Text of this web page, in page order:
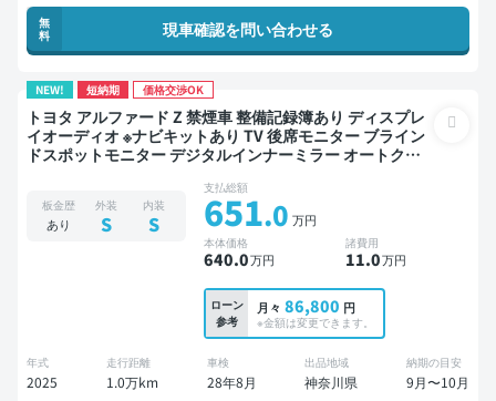
無
料
現車確認を問い合わせる
NEW! 短納期 価格交渉OK
トヨタ アルファード Z 禁煙車 整備記録簿あり ディスプレ
イオーディオ ※ナビキットあり TV 後席モニター ブライン
ドスポットモニター デジタルインナーミラー オートクル
ドア バックモニター 全方位カメラ ドライブレコーダー 衝
突軽減 両側電動スライドドア 7人乗り
板金歴
あり
外装
S
内装
S
支払総額
651.0 万円
本体価格
640.0万円
諸費用
11.0万円
ローン
参考
月々 86,800 円
※金額は変更できます。
年式
2025
走行距離
1.0万km
車検
28年8月
出品地域
神奈川県
納期の目安
9月〜10月